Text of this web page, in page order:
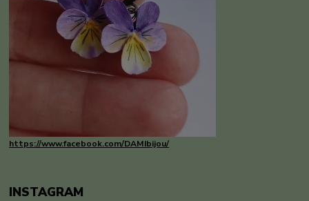
https://www.facebook.com/DAMIbijou/
INSTAGRAM